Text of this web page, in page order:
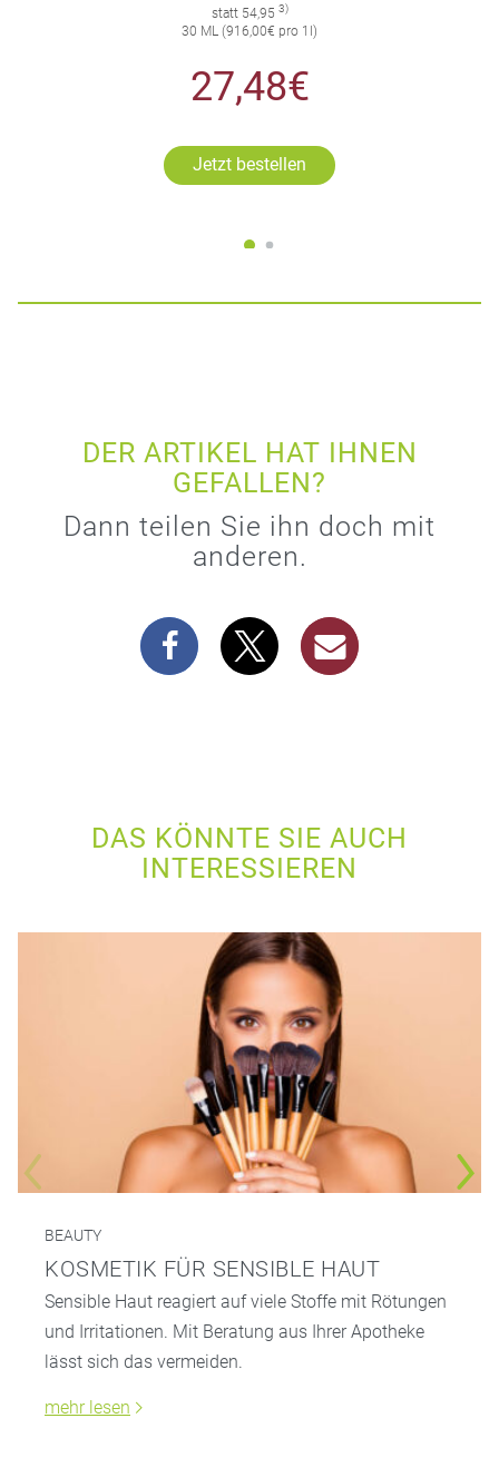
statt 54,95 3)
30 ML (916,00€ pro 1l)
27,48€
Jetzt bestellen
DER ARTIKEL HAT IHNEN
GEFALLEN?
Dann teilen Sie ihn doch mit
anderen.
DAS KÖNNTE SIE AUCH
INTERESSIEREN
BEAUTY
KOSMETIK FÜR SENSIBLE HAUT
Sensible Haut reagiert auf viele Stoffe mit Rötungen
und Irritationen. Mit Beratung aus Ihrer Apotheke
lässt sich das vermeiden.
mehr lesen